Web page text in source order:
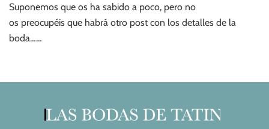
Suponemos que os ha sabido a poco, pero no
os preocupéis que habrá otro post con los detalles de la
boda……